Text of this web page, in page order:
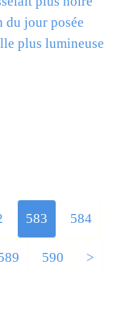
du jour posée
plus lumineuse
583 584
590 600
700
800
900
1000
1100
1200
>